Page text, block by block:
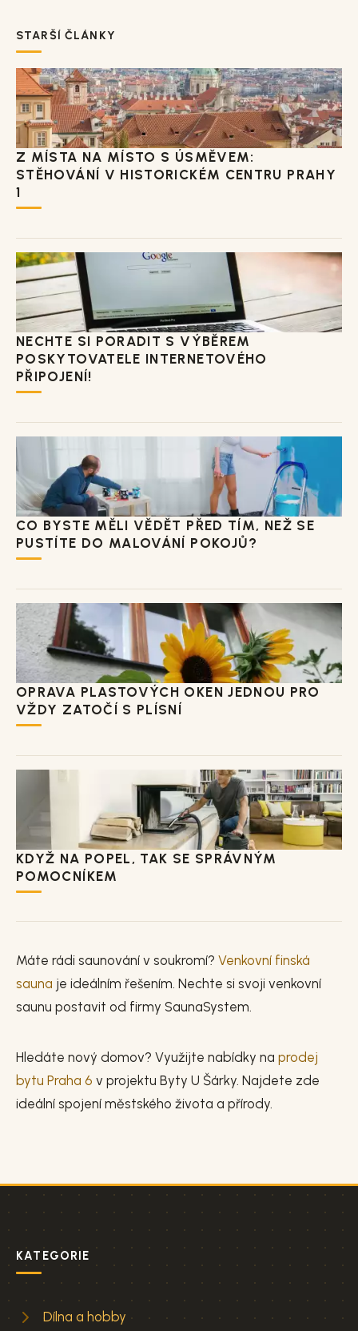
STARŠÍ ČLÁNKY
Z MÍSTA NA MÍSTO S ÚSMĚVEM:
STĚHOVÁNÍ V HISTORICKÉM CENTRU PRAHY
1
NECHTE SI PORADIT S VÝBĚREM
POSKYTOVATELE INTERNETOVÉHO
PŘIPOJENÍ!
CO BYSTE MĚLI VĚDĚT PŘED TÍM, NEŽ SE
PUSTÍTE DO MALOVÁNÍ POKOJŮ?
OPRAVA PLASTOVÝCH OKEN JEDNOU PRO
VŽDY ZATOČÍ S PLÍSNÍ
KDYŽ NA POPEL, TAK SE SPRÁVNÝM
POMOCNÍKEM
Máte rádi saunování v soukromí? Venkovní finská
sauna je ideálním řešením. Nechte si svoji venkovní
saunu postavit od firmy SaunaSystem.
Hledáte nový domov? Využijte nabídky na prodej
bytu Praha 6 v projektu Byty U Šárky. Najdete zde
ideální spojení městského života a přírody.
KATEGORIE
Dílna a hobby